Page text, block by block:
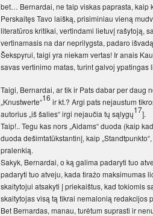
bet… Bernardai, ne taip viskas paprasta, kaip
Perskaitęs Tavo laišką, prisiminiau vieną
literatūros kritikai, vertindami lietuvį rašytoją,
vertinamasis na dar neprilygsta, padaro
Šekspyrui, taigi yra niekam vertas! Ir anais
savas vertinimo matas, turint galvoj
Taigi, Bernardai, ar tik ir Pats dabar per daug
„Knustwerte“16 ir kt.? Argi pats nejaustum
autorius „iš šalies“ irgi nejaučia tų sąlygų17].
Taip!.. Tegu kas nors „Aidams“ duoda (kaip
duoda dešimtatūkstantinį, kaip
pralenkią.
Sakyk, Bernardai, o ką galima padaryti tuo
padaryti tuo atveju, kada tiražo maksimumas
skaitytojui atsakyti į priekaištus, kad tokiomis
skaitytojas visą tą tikrai nemalonią redakcijos
Bet Bernardas, manau, turėtum suprasti ir